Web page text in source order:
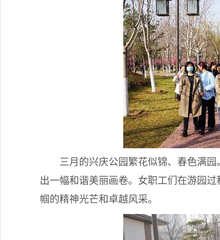
三月的兴庆公园繁花似锦、春色满
出一幅和谐美丽画卷。女职工们在游园
帼的精神光芒和卓越风采。